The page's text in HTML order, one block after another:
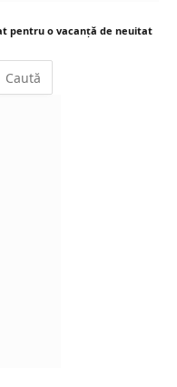
pentru o vacanță de neuitat